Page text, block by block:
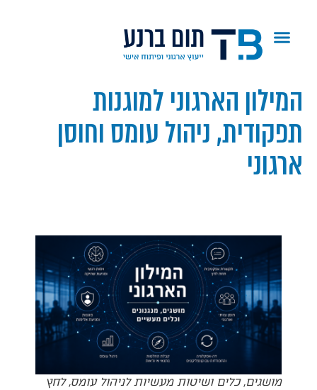
המילון הארגוני למוגנות
תפקודית, ניהול עומס וחוסן
ארגוני
מושגים, כלים ושיטות מעשיות לניהול עומס, לחץ